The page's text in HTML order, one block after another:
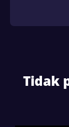
Tidak